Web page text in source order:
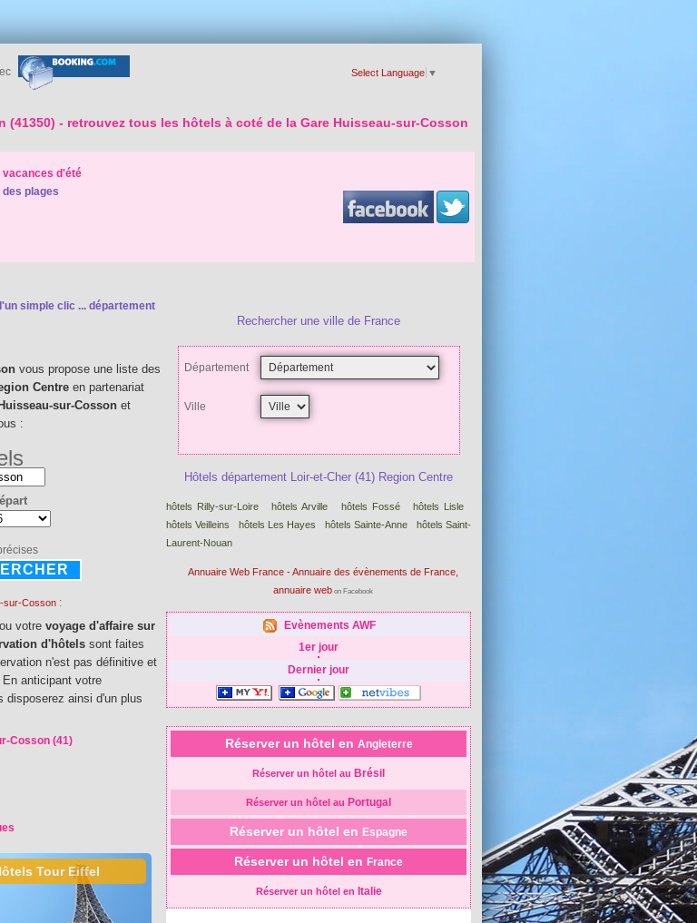
Select Language ▼
(41350) - retrouvez tous les hôtels à coté de la Gare Huisseau-sur-Cosson
vacances d'été
plages
simple clic ... département
vous propose une liste des
Centre en partenariat
sur-Cosson et
:
sur-Cosson :
ou votre voyage d'affaire sur
d'hôtels sont faites
n'est pas définitive et
anticipant votre
disposerez ainsi d'un plus
Cosson (41)
Tour Eiffel
Rechercher une ville de France
Département
Ville
Hôtels département Loir-et-Cher (41) Region Centre
hôtels Rilly-sur-Loire hôtels Arville hôtels Fossé
hôtels Lisle
hôtels Veilleins
hôtels Les Hayes hôtels Sainte-Anne
hôtels Saint-
Laurent-Nouan
Annuaire Web France - Annuaire des évènements de France,
annuaire web on Facebook
Evènements AWF
1er jour
Dernier jour
Réserver un hôtel en Angleterre
Réserver un hôtel au Brésil
Réserver un hôtel au Portugal
Réserver un hôtel en Espagne
Réserver un hôtel en France
Réserver un hôtel en Italie